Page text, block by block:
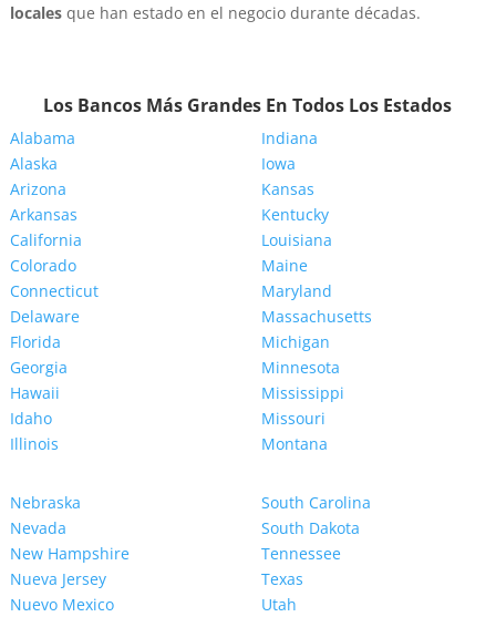
localesque han estado en el negocio durante décadas.
Los Bancos Más Grandes En Todos Los Estados
Alabama
Alaska
Arizona
Arkansas
California
Colorado
Connecticut
Delaware
Florida
Georgia
Hawaii
Idaho
Illinois
Indiana
Iowa
Kansas
Kentucky
Louisiana
Maine
Maryland
Massachusetts
Michigan
Minnesota
Mississippi
Missouri
Montana
Nebraska
Nevada
New Hampshire
Nueva Jersey
Nuevo Mexico
South Carolina
South Dakota
Tennessee
Texas
Utah